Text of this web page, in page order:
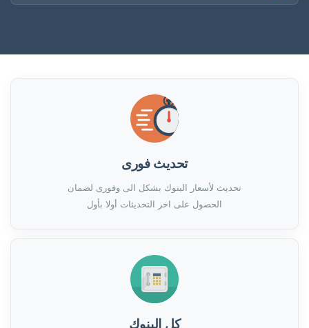
تحديث فورى
تحديث لأسعار البنوك بشكل الى وفورى لضمان
الحصول على اخر التحديثات أولا بأول
كل البنوك